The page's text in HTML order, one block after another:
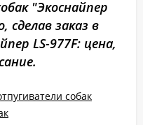
"Экоснайпер
сделав заказ в
LS-977F: цена,
собак